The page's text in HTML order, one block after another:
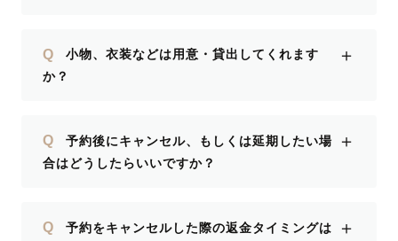
Q
小物、衣装などは用意・貸出してくれます
か？
＋
Q
予約後にキャンセル、もしくは延期したい場
合はどうしたらいいですか？
＋
Q
予約をキャンセルした際の返金タイミングは
＋